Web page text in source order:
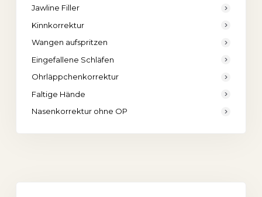
Jawline Filler
Kinnkorrektur
Wangen aufspritzen
Eingefallene Schläfen
Ohrläppchenkorrektur
Faltige Hände
Nasenkorrektur ohne OP